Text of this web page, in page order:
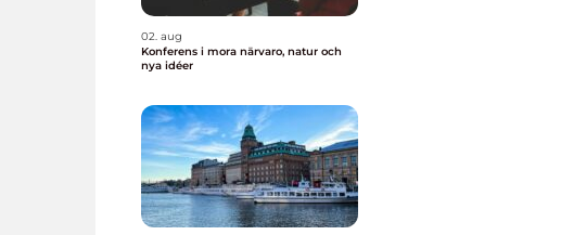
02. aug
Konferens i mora närvaro, natur och
nya idéer